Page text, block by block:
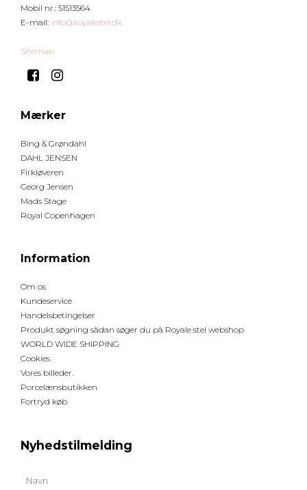
Mobil nr.: 51513564
E-mail: info@royalestel.dk
Sitemap
Mærker
Bing & Grøndahl
DAHL JENSEN
Firkløveren
Georg Jensen
Mads Stage
Royal Copenhagen
Information
Om os
Kundeservice
Handelsbetingelser
Produkt søgning sådan søger du på Royale stel webshop
WORLD WIDE SHIPPING
Cookies
Vores billeder.
Porcelænsbutikken
Fortryd køb
Nyhedstilmelding